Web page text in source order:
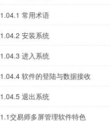
1.04.1 常用术语
1.04.2 安装系统
1.04.3 进入系统
1.04.4 软件的登陆与数据接收
1.04.5 退出系统
1.1交易师多屏管理软件特色